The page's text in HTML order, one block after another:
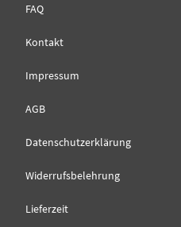
FAQ
Kontakt
Impressum
AGB
Datenschutzerklärung
Widerrufsbelehrung
Lieferzeit